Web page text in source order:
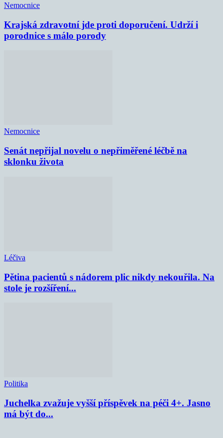
Nemocnice
Krajská zdravotní jde proti doporučení. Udrží i
porodnice s málo porody
Nemocnice
Senát nepřijal novelu o nepřiměřené léčbě na
sklonku života
Léčiva
Pětina pacientů s nádorem plic nikdy nekouřila. Na
stole je rozšíření...
Politika
Juchelka zvažuje vyšší příspěvek na péči 4+. Jasno
má být do...